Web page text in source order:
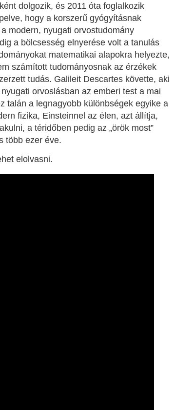
dolgozik, és 2011 óta foglalkozik
hogy a korszerű gyógyításnak
modern, nyugati orvostudomány
a bölcsesség elnyerése volt a tanulás
matematikai alapokra helyezte,
számított tudományosnak az érzékek
tudás. Galileit Descartes követte, aki
orvoslásban az emberi test a mai
talán a legnagyobb különbségek egyike a
fizika, Einsteinnel az élen, azt állítja,
a téridőben pedig az „örök most”
több ezer éve.
elolvasni.